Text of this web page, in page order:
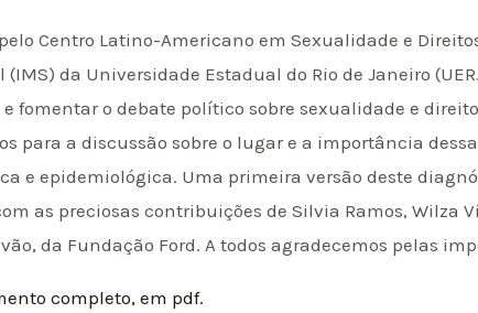
Centro Latino-Americano em Sexualidade e
da Universidade Estadual do Rio de Janeiro
fomentar o debate político sobre sexualidade e
para a discussão sobre o lugar e a importância
e epidemiológica. Uma primeira versão deste
as preciosas contribuições de Silvia Ramos, Wilza
da Fundação Ford. A todos agradecemos pelas
completo, em pdf.